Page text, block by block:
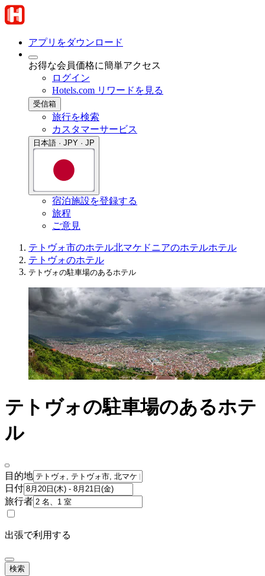
アプリをダウンロード
お得な会員価格に簡単アクセス
ログイン
Hotels.com リワードを見る
受信箱
旅行を検索
カスタマーサービス
日本語 · JPY · JP
宿泊施設を登録する
旅程
ご意見
テトヴォ市のホテル北マケドニアのホテルホテル
テトヴォのホテル
テトヴォの駐車場のあるホテル
テトヴォの駐車場のあるホテ
ル
目的地
日付
旅行者
出張で利用する
検索